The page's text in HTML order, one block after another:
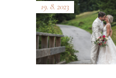
19. 8. 2023